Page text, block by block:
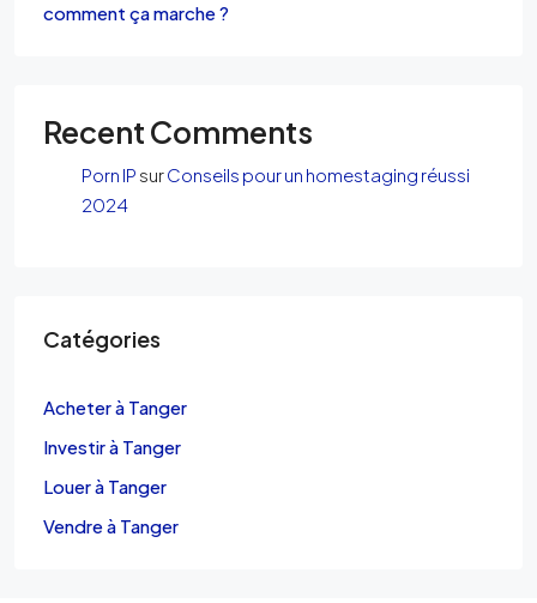
comment ça marche ?
Recent Comments
Porn IP surConseils pour un homestaging réussi
2024
Catégories
Acheter à Tanger
Investir à Tanger
Louer à Tanger
Vendre à Tanger